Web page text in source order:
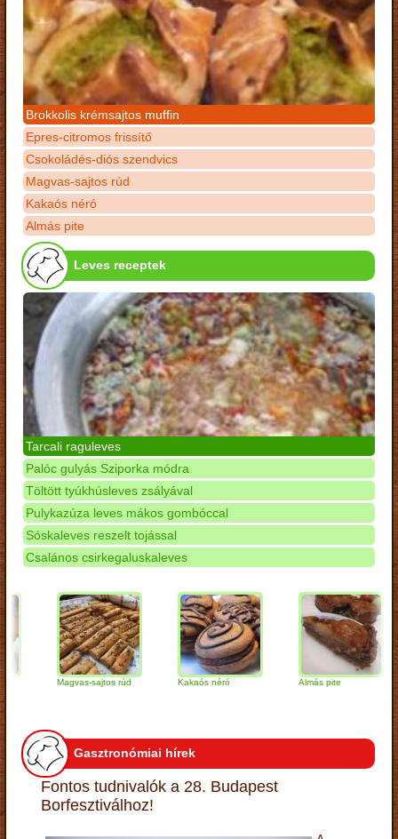
Brokkolis krémsajtos muffin
Epres-citromos frissítő
Csokoládés-diós szendvics
Magvas-sajtos rúd
Kakaós néró
Almás pite
Leves receptek
Tarcali raguleves
Palóc gulyás Sziporka módra
Töltött tyúkhúsleves zsályával
Pulykazúza leves mákos gombóccal
Sóskaleves reszelt tojással
Csalános csirkegaluskaleves
Magvas-sajtos rúd Kakaós néró Almás pite
Gasztronómiai hírek
Fontos tudnivalók a 28. Budapest
Borfesztiválhoz!